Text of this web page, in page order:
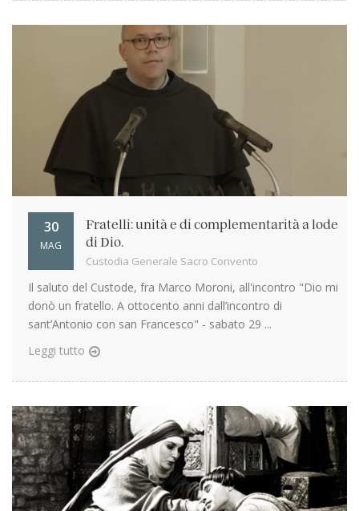
30
MAG
Fratelli: unità e di complementarità a lode
di Dio.
Custodia Generale Sacro Convento
Il saluto del Custode, fra Marco Moroni, all'incontro "Dio mi
donò un fratello. A ottocento anni dall’incontro di
sant’Antonio con san Francesco" - sabato 29 ...
Leggi tutto